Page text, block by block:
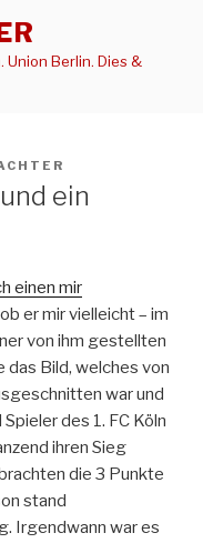
Union Berlin. Dies &
ein
einen mir
er mir vielleicht – im
von ihm gestellten
das Bild, welches von
war und
des 1. FC Köln
ihren Sieg
die 3 Punkte
stand
Irgendwann war es